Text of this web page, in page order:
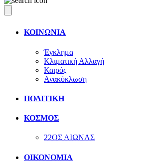
ΚΟΙΝΩΝΙΑ
Έγκλημα
Κλιματική Αλλαγή
Καιρός
Ανακύκλωση
ΠΟΛΙΤΙΚΗ
ΚΟΣΜΟΣ
22ΟΣ ΑΙΩΝΑΣ
ΟΙΚΟΝΟΜΙΑ